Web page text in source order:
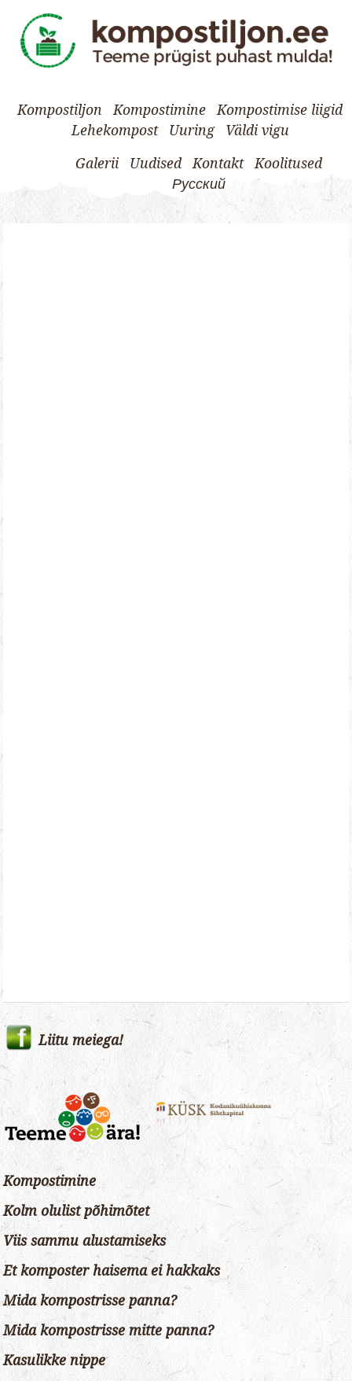
Kompostiljon Kompostimine
Kompostimise liigid
Lehekompost
Uuring Väldi vigu
Galerii Uudised Kontakt
Koolitused
Русский
Skip
Liitu meiega!
Kompostimine
Kolm olulist põhimõtet
Viis sammu alustamiseks
Et komposter haisema ei hakkaks
Mida kompostrisse panna?
Mida kompostrisse mitte panna?
Kasulikke nippe